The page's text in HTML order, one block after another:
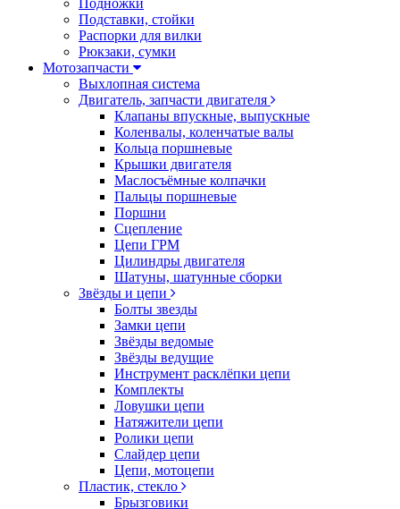
Подножки
Подставки, стойки
Распорки для вилки
Рюкзаки, сумки
Мотозапчасти
Выхлопная система
Двигатель, запчасти двигателя
Клапаны впускные, выпускные
Коленвалы, коленчатые валы
Кольца поршневые
Крышки двигателя
Маслосъёмные колпачки
Пальцы поршневые
Поршни
Сцепление
Цепи ГРМ
Цилиндры двигателя
Шатуны, шатунные сборки
Звёзды и цепи
Болты звезды
Замки цепи
Звёзды ведомые
Звёзды ведущие
Инструмент расклёпки цепи
Комплекты
Ловушки цепи
Натяжители цепи
Ролики цепи
Слайдер цепи
Цепи, мотоцепи
Пластик, стекло
Брызговики